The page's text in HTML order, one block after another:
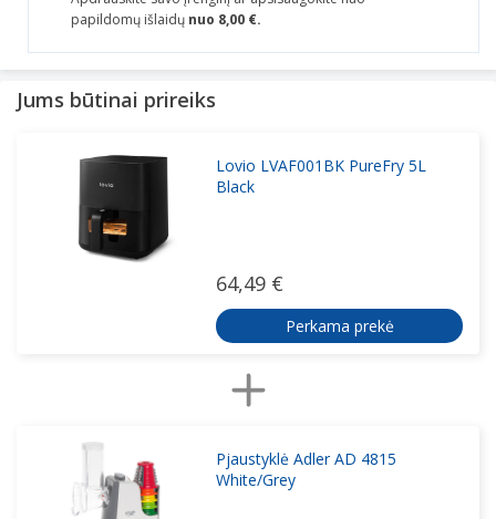
papildomų išlaidų nuo 8,00 €.
Jums būtinai prireiks
Lovio LVAF001BK PureFry 5L
Black
64,49 €
Perkama prekė
Pjaustyklė Adler AD 4815
White/Grey